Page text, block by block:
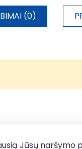
Jūsų naršymo
(0)